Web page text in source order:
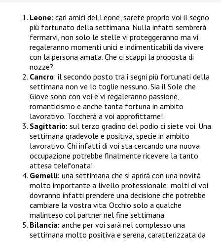
Leone: cari amici del Leone, sarete proprio voi il segno
più fortunato della settimana. Nulla infatti sembrerà
fermarvi, non solo le stelle vi proteggeranno ma vi
regaleranno momenti unici e indimenticabili da vivere
con la persona amata. Che ci scappi la proposta di
nozze?
Cancro: il secondo posto tra i segni più fortunati della
settimana non ve lo toglie nessuno. Sia il Sole che
Giove sono con voi e vi regaleranno passione,
romanticismo e anche tanta fortuna in ambito
lavorativo. Toccherà a voi approfittarne!
Sagittario: sul terzo gradino del podio ci siete voi. Una
settimana gradevole e positiva, specie in ambito
lavorativo. Chi infatti di voi sta cercando una nuova
occupazione potrebbe finalmente ricevere la tanto
attesa telefonata!
Gemelli: una settimana che si aprirà con una novità
molto importante a livello professionale: molti di voi
dovranno infatti prendere una decisione che potrebbe
cambiare la vostra vita. Occhio solo a qualche
malinteso col partner nel fine settimana.
Bilancia: anche per voi sarà nel complesso una
settimana molto positiva e serena, caratterizzata da